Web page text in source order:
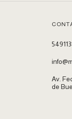
Av.
de